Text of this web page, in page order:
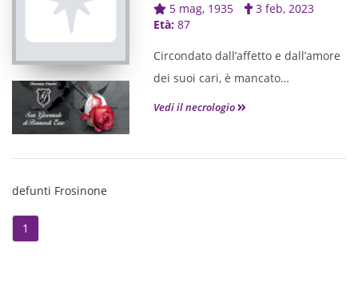
5 mag, 1935
3 feb, 2023
Età: 87
Circondato dall’affetto e dall’amore
dei suoi cari, è mancato
Lo annunciano con profondo
Vedi il necrologio
defunti Frosinone
1